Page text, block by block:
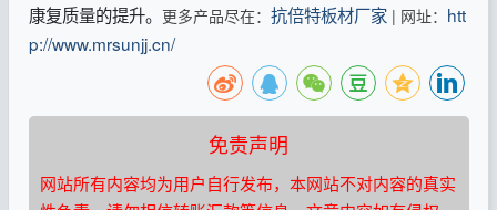
康复质量的提升。 更多产品尽在： 抗倍特板材厂家| 网址： htt
p://www.mrsunjj.cn/
免责声明
网站所有内容均为用户自行发布，本网站不对内容的真实